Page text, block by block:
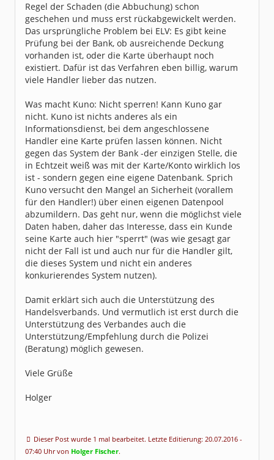
Regel der Schaden (die Abbuchung) schon
geschehen und muss erst rückabgewickelt werden.
Das ursprüngliche Problem bei ELV: Es gibt keine
Prüfung bei der Bank, ob ausreichende Deckung
vorhanden ist, oder die Karte überhaupt noch
existiert. Dafür ist das Verfahren eben billig, warum
viele Handler lieber das nutzen.
Was macht Kuno: Nicht sperren! Kann Kuno gar
nicht. Kuno ist nichts anderes als ein
Informationsdienst, bei dem angeschlossene
Handler eine Karte prüfen lassen können. Nicht
gegen das System der Bank -der einzigen Stelle, die
in Echtzeit weiß was mit der Karte/Konto wirklich los
ist - sondern gegen eine eigene Datenbank. Sprich
Kuno versucht den Mangel an Sicherheit (vorallem
für den Handler!) über einen eigenen Datenpool
abzumildern. Das geht nur, wenn die möglichst viele
Daten haben, daher das Interesse, dass ein Kunde
seine Karte auch hier "sperrt" (was wie gesagt gar
nicht der Fall ist und auch nur für die Handler gilt,
die dieses System und nicht ein anderes
konkurierendes System nutzen).
Damit erklärt sich auch die Unterstützung des
Handelsverbands. Und vermutlich ist erst durch die
Unterstützung des Verbandes auch die
Unterstützung/Empfehlung durch die Polizei
(Beratung) möglich gewesen.
Viele Grüße
Holger
Dieser Post wurde 1 mal bearbeitet. Letzte Editierung: 20.07.2016 -
07:40 Uhr von Holger Fischer.